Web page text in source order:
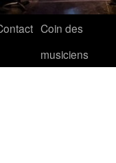
Coin des
musiciens